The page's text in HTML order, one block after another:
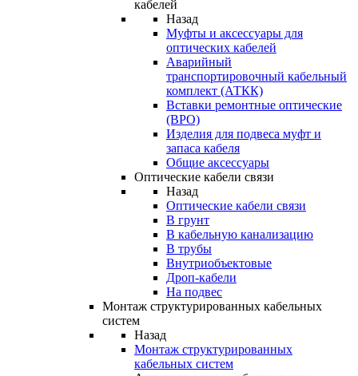
кабелей
Назад
Муфты и аксессуары для
оптических кабелей
Аварийный
транспортировочный кабельный
комплект (АТКК)
Вставки ремонтные оптические
(ВРО)
Изделия для подвеса муфт и
запаса кабеля
Общие аксессуары
Оптические кабели связи
Назад
Оптические кабели связи
В грунт
В кабельную канализацию
В трубы
Внутриобъектовые
Дроп-кабели
На подвес
Монтаж структурированных кабельных
систем
Назад
Монтаж структурированных
кабельных систем